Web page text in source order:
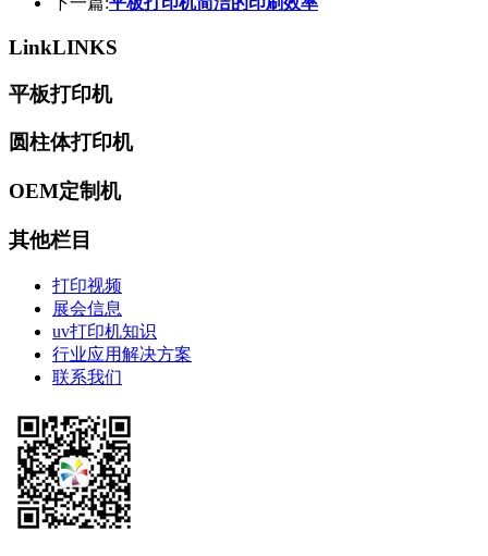
LinkLINKS
平板打印机
圆柱体打印机
OEM定制机
其他栏目
打印视频
展会信息
uv打印机知识
行业应用解决方案
联系我们